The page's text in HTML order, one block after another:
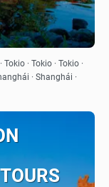
· Tokio · Tokio ·
· Shanghái ·